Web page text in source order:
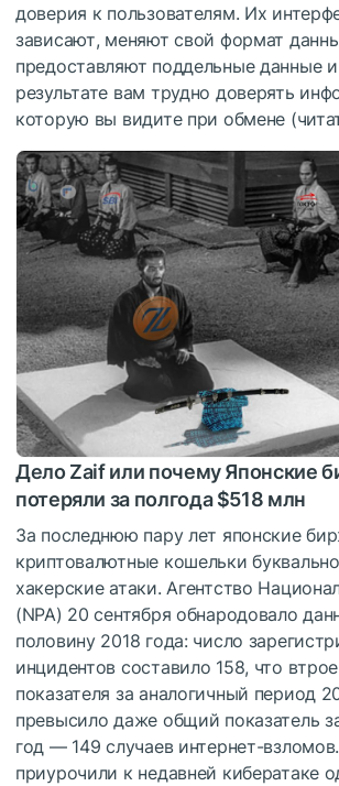
доверия к пользователям. Их
зависают, меняют свой формат
предоставляют поддельные данные
результате вам трудно доверять
которую вы видите при обмене (
Дело Zaif или почему Японские
потеряли за полгода $518 млн
За последнюю пару лет японские
криптовалютные кошельки
хакерские атаки. Агентство
(NPA) 20 сентября обнародовало
половину 2018 года: число
инцидентов составило 158, что
показателя за аналогичный период
превысило даже общий показатель
год — 149 случаев интернет-
приурочили к недавней кибератаке